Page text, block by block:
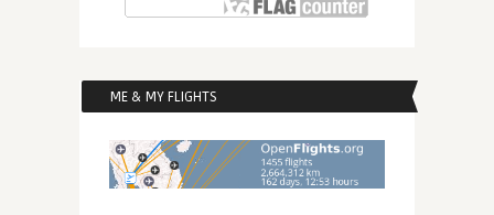
ME & MY FLIGHTS